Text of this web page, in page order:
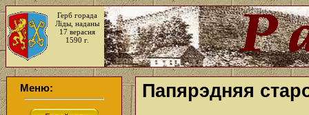
Герб горада
Ліды, наданы
17 верасня
1590 г.
Меню: Папярэдняя